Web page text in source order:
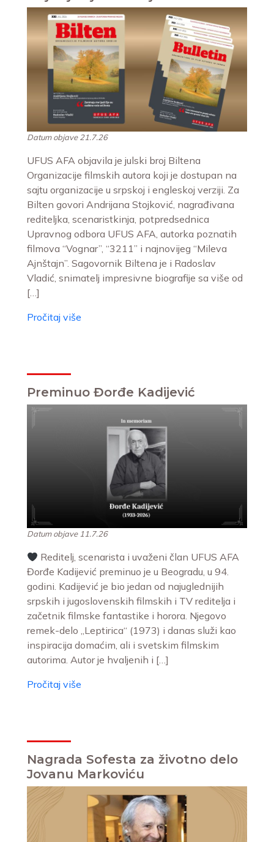
Datum objave 21.7.26
UFUS AFA objavila je julski broj Biltena
Organizacije filmskih autora koji je dostupan na
sajtu organizacije u srpskoj i engleskoj verziji. Za
Bilten govori Andrijana Stojković, nagrađivana
rediteljka, scenaristkinja, potpredsednica
Upravnog odbora UFUS AFA, autorka poznatih
filmova “Vognar”, “3211” i najnovijeg “Mileva
Ajnštajn”. Sagovornik Biltena je i Radoslav
Vladić, snimatelj impresivne biografije sa više od
[…]
Pročitaj više
Preminuo Đorđe Kadijević
Datum objave 11.7.26
Reditelj, scenarista i uvaženi član UFUS AFA
Đorđe Kadijević preminuo je u Beogradu, u 94.
godini. Kadijević je bio jedan od najuglednijih
srpskih i jugoslovenskih filmskih i TV reditelja i
začetnik filmske fantastike i horora. Njegovo
remek-delo „Leptirica“ (1973) i danas služi kao
inspiracija domaćim, ali i svetskim filmskim
autorima. Autor je hvaljenih i […]
Pročitaj više
Nagrada Sofesta za životno delo
Jovanu Markoviću